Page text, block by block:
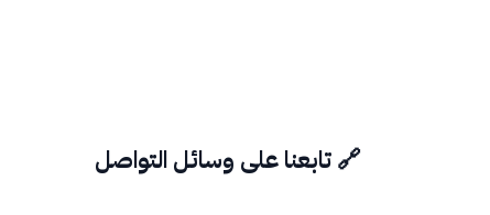
🔗 تابعنا على وسائل التواصل